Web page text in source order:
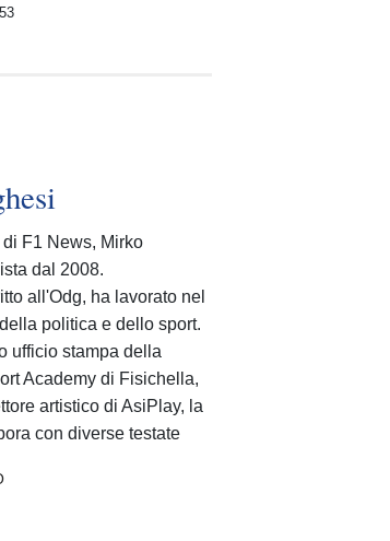
F1 News, Mirko
dal 2008.
all'Odg, ha lavorato nel
politica e dello sport.
ufficio stampa della
Academy di Fisichella,
artistico di AsiPlay, la
con diverse testate